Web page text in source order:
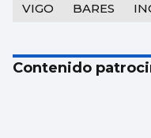
VIGO BARES
Contenido